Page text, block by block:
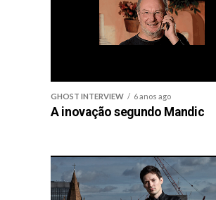
GHOST INTERVIEW 6 anos ago
A inovação segundo Mandic